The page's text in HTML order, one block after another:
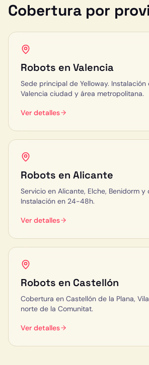
Cobertura por
Robots en Valencia
Sede principal de Yelloway. Instalación
Valencia ciudad y área metropolitana.
Ver detalles
Robots en Alicante
Servicio en Alicante, Elche, Benidorm y
Instalación en 24-48h.
Ver detalles
Robots en Castellón
Cobertura en Castellón de la Plana,
norte de la Comunitat.
Ver detalles